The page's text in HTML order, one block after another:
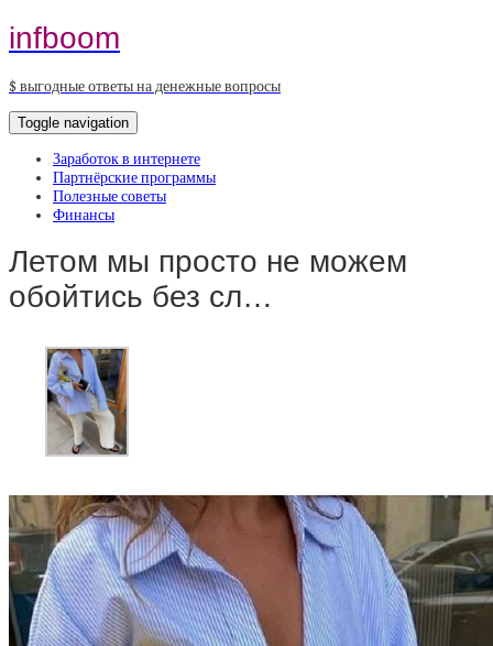
infboom
$ выгодные ответы на денежные вопросы
Toggle navigation
Заработок в интернете
Партнёрские программы
Полезные советы
Финансы
Летом мы просто не можем
обойтись без сл…